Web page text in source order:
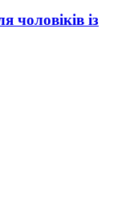
чоловіків із